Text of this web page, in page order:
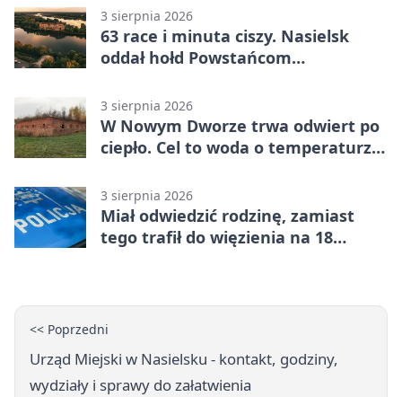
3 sierpnia 2026
63 race i minuta ciszy. Nasielsk
oddał hołd Powstańcom
3 sierpnia 2026
W Nowym Dworze trwa odwiert po
ciepło. Cel to woda o temperaturze
3 sierpnia 2026
Miał odwiedzić rodzinę, zamiast
tego trafił do więzienia na 18
<< Poprzedni
Urząd Miejski w Nasielsku - kontakt, godziny,
wydziały i sprawy do załatwienia